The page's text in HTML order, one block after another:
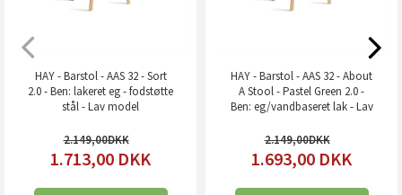
HAY - Barstol - AAS 32 - Sort
2.0 - Ben: lakeret eg - fodstøtte
stål - Lav model
2.149,00
1.713,00 DKK
HAY - Barstol - AAS 32 - About
A Stool - Pastel Green 2.0 -
Ben: eg/vandbaseret lak - Lav
2.149,00
1.693,00 DKK